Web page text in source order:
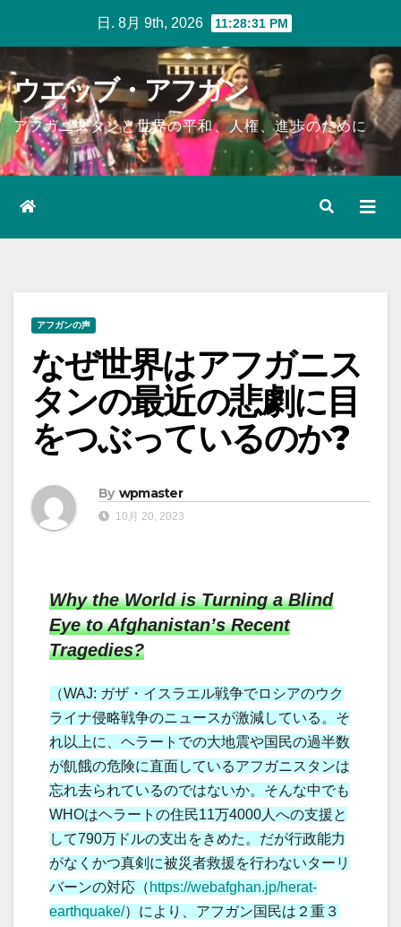
content
日. 8月 9th, 2026 11:28:32 PM
ウエッブ・アフガン
アフガニスタンと世界の平和、人権、進歩のために
アフガンの声
なぜ世界はアフガニス
タンの最近の悲劇に目
をつぶっているのか?
By wpmaster
10月 20, 2023
Why the World is Turning a Blind
Eye to Afghanistan’s Recent
Tragedies?
（WAJ: ガザ・イスラエル戦争でロシアのウク
ライナ侵略戦争のニュースが激減している。そ
れ以上に、ヘラートでの大地震や国民の過半数
が飢餓の危険に直面しているアフガニスタンは
忘れ去られているのではないか。そんな中でも
WHOはヘラートの住民11万4000人への支援と
して790万ドルの支出をきめた。だが行政能力
がなくかつ真剣に被災者救援を行わないターリ
バーンの対応（ https://webafghan.jp/herat-
earthquake/）により、アフガン国民は２重３